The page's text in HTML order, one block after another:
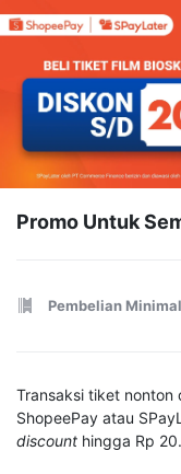
Promo Untuk
Pembelian Minimal
Transaksi tiket nonton
ShopeePay atau
discount hingga Rp